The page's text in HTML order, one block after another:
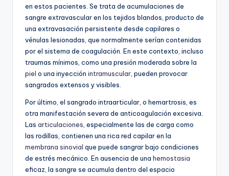
en estos pacientes. Se trata de acumulaciones de
sangre extravascular en los tejidos blandos, producto de
una extravasación persistente desde capilares o
vénulas lesionadas, que normalmente serían contenidas
por el sistema de coagulación. En este contexto, incluso
traumas mínimos, como una presión moderada sobre la
piel o una inyección intramuscular , pueden provocar
sangrados extensos y visibles.
Por último, el sangrado intraarticular, o hemartrosis, es
otra manifestación severa de anticoagulación excesiva.
Las articulaciones , especialmente las de carga como
las rodillas, contienen una rica red capilar en la
membrana sinovial que puede sangrar bajo condiciones
de estrés mecánico. En ausencia de una hemostasia
eficaz, la sangre se acumula dentro del espacio